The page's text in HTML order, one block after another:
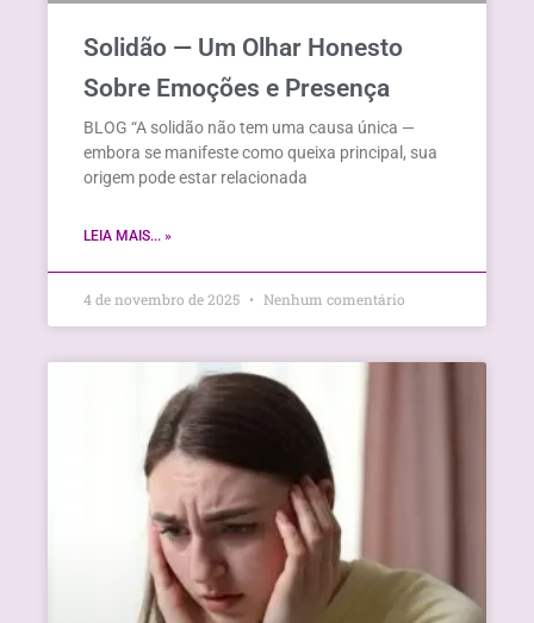
Solidão — Um Olhar Honesto
Sobre Emoções e Presença
BLOG “A solidão não tem uma causa única —
embora se manifeste como queixa principal, sua
origem pode estar relacionada
LEIA MAIS... »
4 de novembro de 2025 Nenhum comentário